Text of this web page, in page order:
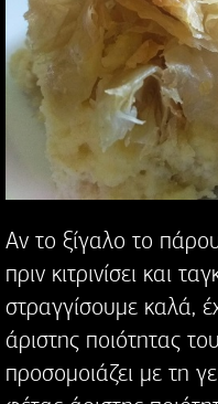
Αν το ξίγαλο το
πριν κιτρινίσει και
στραγγίσουμε καλά,
άριστης ποιότητας
προσομοιάζει με τη